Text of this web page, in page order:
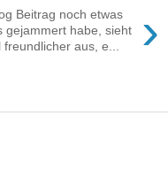
›
Beitrag noch etwas
gejammert habe, sieht
aus, e...